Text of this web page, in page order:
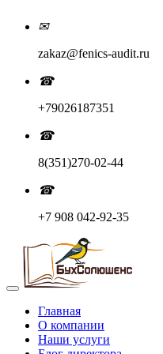
✉
zakaz@fenics-audit.ru
☎
+79026187351
☎
8(351)270-02-44
☎
+7 908 042-92-35
Главная
О компании
Наши услуги